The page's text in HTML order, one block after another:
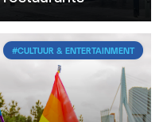
#CULTUUR & ENTERTAINMENT